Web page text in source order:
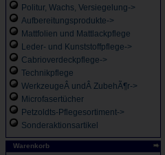
Politur, Wachs, Versiegelung->
Aufbereitungsprodukte->
Mattfolien und Mattlackpflege
Leder- und Kunststoffpflege->
Cabrioverdeckpflege->
Technikpflege
WerkzeugeÂ undÂ ZubehÃ¶r->
Microfasertücher
Petzoldts-Pflegesortiment->
Sonderaktionsartikel
Warenkorb